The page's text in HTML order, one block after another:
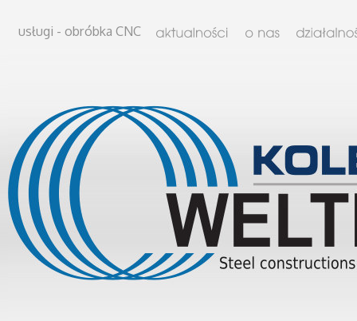
usługi - obróbka CNC